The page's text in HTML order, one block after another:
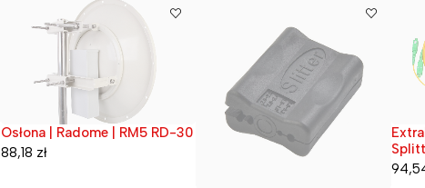
Wyprzedane
Osłona | Radome | RM5 RD-30
88,18 zł